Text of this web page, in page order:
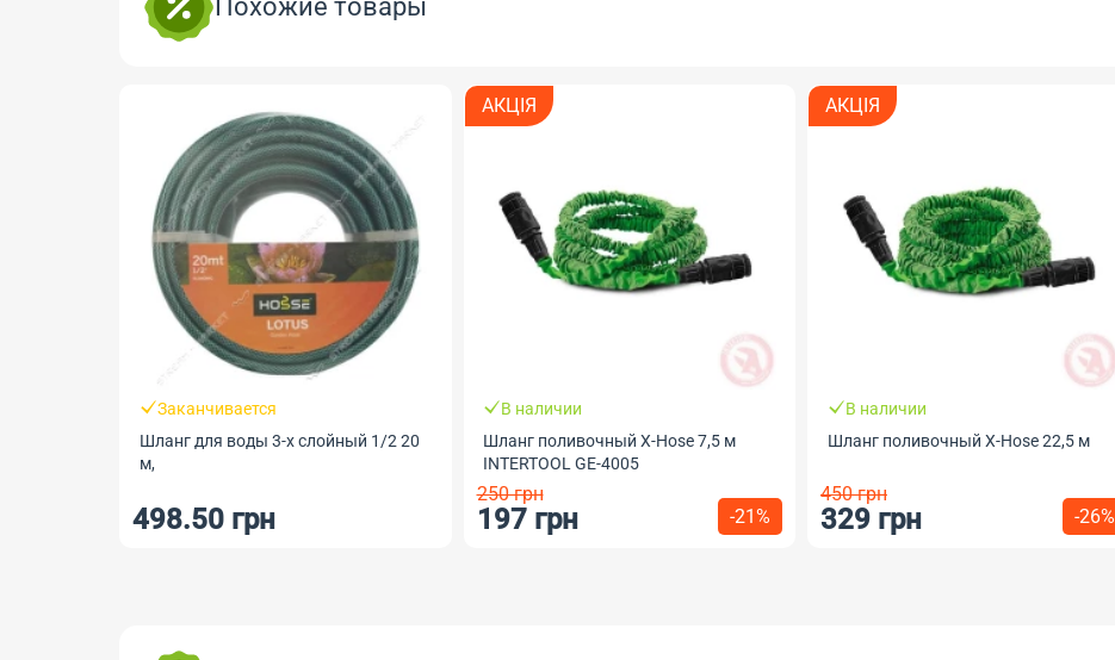
Похожие товары
Заканчивается
Шланг для воды 3-х слойный 1/2 20
м,
498.50 грн
АКЦІЯ
В наличии
Шланг поливочный X-Hose 7,5 м
INTERTOOL GE-4005
250 грн
197 грн -21%
АКЦІЯ
В наличии
Шланг поливочный X-Hose 22,5 м
450 грн
329 грн -26%